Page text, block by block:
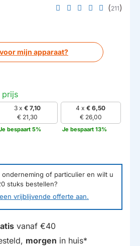
mijn apparaat?
(211)
prijs
3 x€ 7,10
€ 21,30
bespaart 5%
4 x€ 6,50
€ 26,00
Je bespaart 13%
onderneming of particulier en wilt u
stuks bestellen?
vrijblijvende offerte aan.
vanaf €40
morgen in huis*